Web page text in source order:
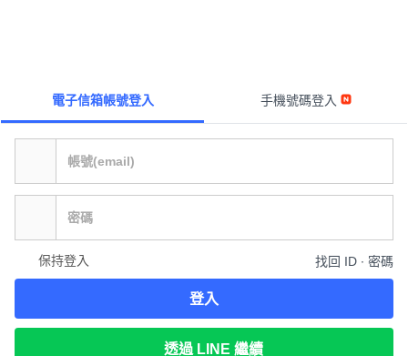
電子信箱帳號登入 手機號碼登入
保持登入 找回 ID ∙ 密碼
登入
透過 LINE 繼續